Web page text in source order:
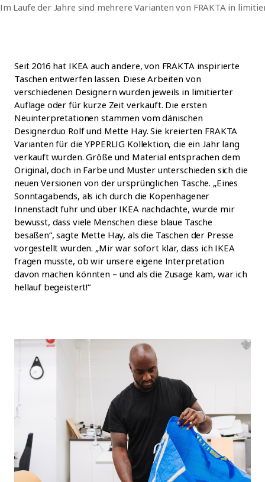
Im Laufe der Jahre sind mehrere Varianten von FRAKTA in
Seit 2016 hat IKEA auch andere, von FRAKTA inspirierte
Taschen entwerfen lassen. Diese Arbeiten von
verschiedenen Designern wurden jeweils in limitierter
Auflage oder für kurze Zeit verkauft. Die ersten
Neuinterpretationen stammen vom dänischen
Designerduo Rolf und Mette Hay. Sie kreierten FRAKTA
Varianten für die YPPERLIG Kollektion, die ein Jahr lang
verkauft wurden. Größe und Material entsprachen dem
Original, doch in Farbe und Muster unterschieden sich die
neuen Versionen von der ursprünglichen Tasche. „Eines
Sonntagabends, als ich durch die Kopenhagener
Innenstadt fuhr und über IKEA nachdachte, wurde mir
bewusst, dass viele Menschen diese blaue Tasche
besaßen“, sagte Mette Hay, als die Taschen der Presse
vorgestellt wurden. „Mir war sofort klar, dass ich IKEA
fragen musste, ob wir unsere eigene Interpretation
davon machen könnten – und als die Zusage kam, war ich
hellauf begeistert!“